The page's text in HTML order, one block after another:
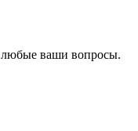
любые ваши вопросы.